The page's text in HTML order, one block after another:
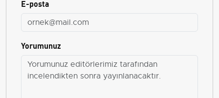
E-posta
Yorumunuz